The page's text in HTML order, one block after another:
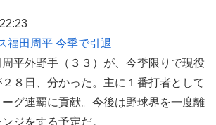
福田周平 今季で引退
平外野手（３３）が、今季限りで現役
８日、分かった。主に１番打者として
ーグ連覇に貢献。今後は野球界を一度離
ジをする予定だ。